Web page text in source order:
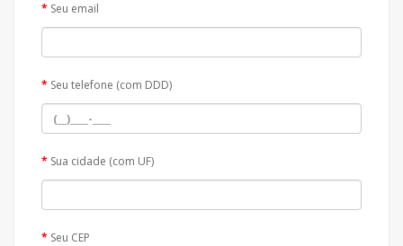
Seu email
Seu telefone (com DDD)
Sua cidade (com UF)
Seu CEP